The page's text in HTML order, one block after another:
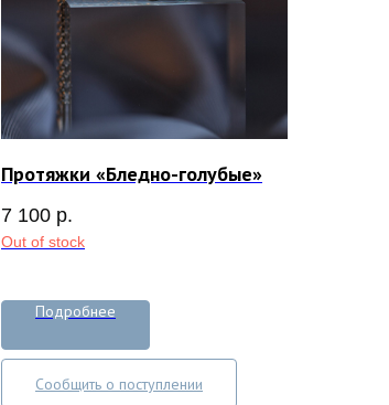
Протяжки «Бледно-голубые»
7 100 р.
Out of stock
Подробнее
Сообщить о поступлении